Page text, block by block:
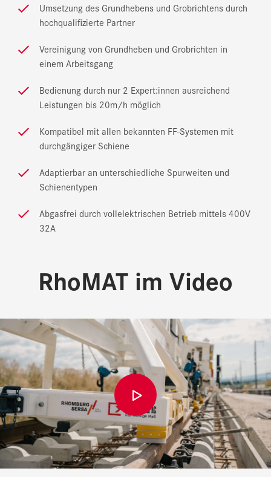
Umsetzung des Grundhebens und Grobrichtens durch
hochqualifizierte Partner
Vereinigung von Grundheben und Grobrichten in
einem Arbeitsgang
Bedienung durch nur 2 Expert:innen ausreichend
Leistungen bis 20m/h möglich
Kompatibel mit allen bekannten FF-Systemen mit
durchgängiger Schiene
Adaptierbar an unterschiedliche Spurweiten und
Schienentypen
Abgasfrei durch vollelektrischen Betrieb mittels 400V
32A
RhoMAT im Video